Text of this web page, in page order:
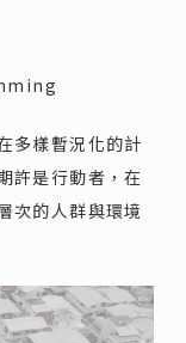
多樣暫況化的計
許是行動者，在
次的人群與環境